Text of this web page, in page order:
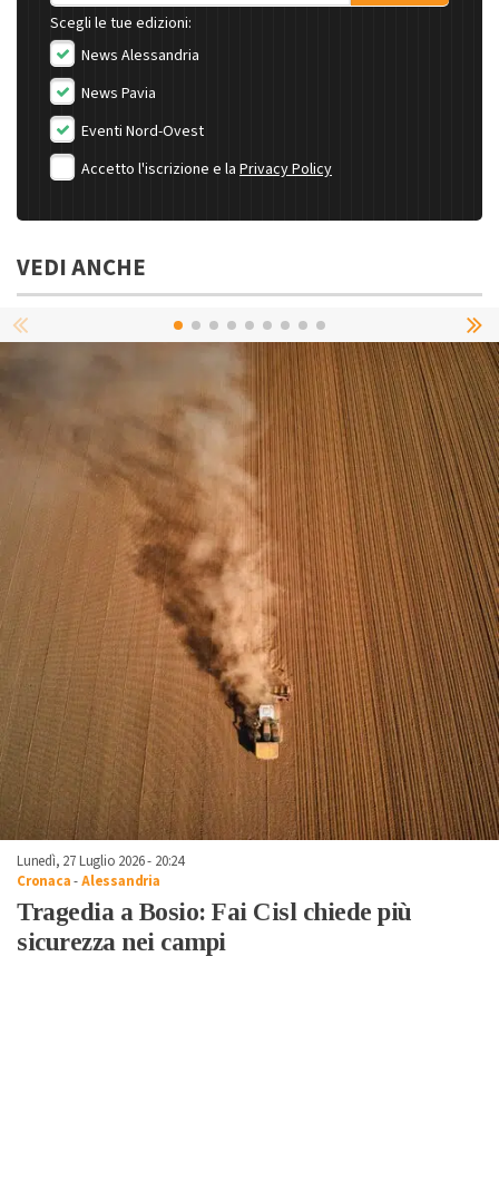
Scegli le tue edizioni:
News Alessandria
News Pavia
Eventi Nord-Ovest
Accetto l'iscrizione e la Privacy Policy
VEDI ANCHE
Lunedì, 27 Luglio 2026 - 20:24
Cronaca-Alessandria
Tragedia a Bosio: Fai Cisl chiede più
sicurezza nei campi